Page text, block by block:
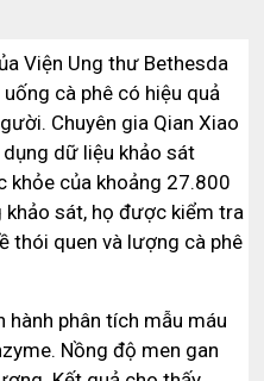
Viện Ung thư Bethesda
cà phê có hiệu quả
Chuyên gia Qian Xiao
dữ liệu khảo sát
khỏe của khoảng 27.800
sát, họ được kiểm tra
thói quen và lượng cà phê
hành phân tích mẫu máu
Nồng độ men gan